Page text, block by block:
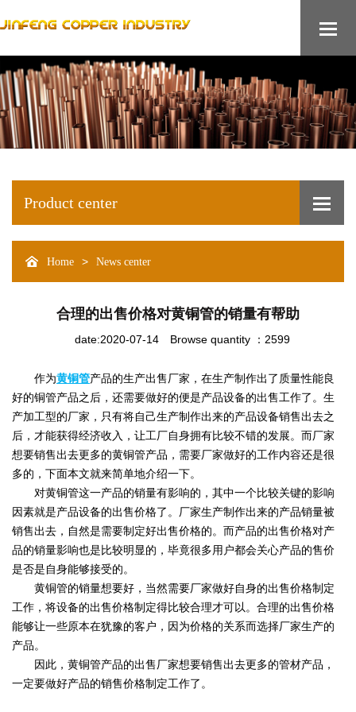
Product center
Home > News center
合理的出售价格对黄铜管的销量有帮助
date:2020-07-14 Browse quantity ：2599
作为黄铜管产品的生产出售厂家，在生产制作出了质量性能良
好的铜管产品之后，还需要做好的便是产品设备的出售工作了。生
产加工型的厂家，只有将自己生产制作出来的产品设备销售出去之
后，才能获得经济收入，让工厂自身拥有比较不错的发展。而厂家
想要销售出去更多的黄铜管产品，需要厂家做好的工作内容还是很
多的，下面本文就来简单地介绍一下。
对黄铜管这一产品的销量有影响的，其中一个比较关键的影响
因素就是产品设备的出售价格了。厂家生产制作出来的产品销量被
销售出去，自然是需要制定好出售价格的。而产品的出售价格对产
品的销量影响也是比较明显的，毕竟很多用户都会关心产品的售价
是否是自身能够接受的。
黄铜管的销量想要好，当然需要厂家做好自身的出售价格制定
工作，将设备的出售价格制定得比较合理才可以。合理的出售价格
能够让一些原本在犹豫的客户，因为价格的关系而选择厂家生产的
产品。
因此，黄铜管产品的出售厂家想要销售出去更多的管材产品，
一定要做好产品的销售价格制定工作了。